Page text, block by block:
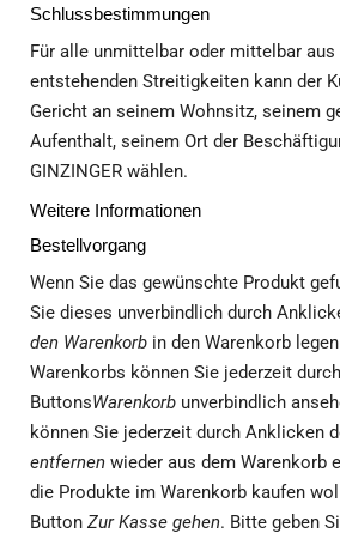
Schlussbestimmungen
Für alle unmittelbar oder mittelbar aus
entstehenden Streitigkeiten kann der
Gericht an seinem Wohnsitz, seinem
Aufenthalt, seinem Ort der
GINZINGER wählen.
Weitere Informationen
Bestellvorgang
Wenn Sie das gewünschte Produkt
Sie dieses unverbindlich durch
den Warenkorb in den Warenkorb
Warenkorbs können Sie jederzeit
ButtonsWarenkorb unverbindlich
können Sie jederzeit durch Anklicken
entfernen wieder aus dem Warenkorb
die Produkte im Warenkorb kaufen
Button Zur Kasse gehen. Bitte geben